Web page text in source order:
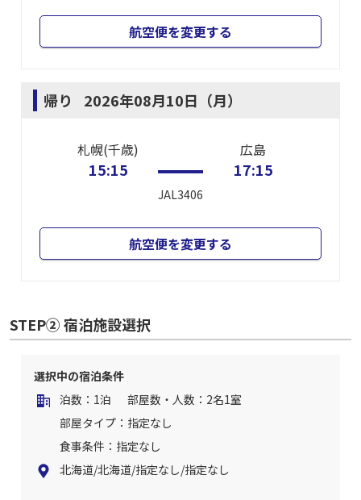
航空便を変更する
帰り 2026年08月10日（月）
札幌(千歳)
15:15
JAL3406
広島
17:15
航空便を変更する
STEP② 宿泊施設選択
選択中の宿泊条件
泊数：1泊
部屋数・人数：2名1室
部屋タイプ：指定なし
食事条件：指定なし
北海道/北海道/指定なし/指定なし